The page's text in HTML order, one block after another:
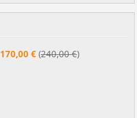
170,00 €(240,00 €)